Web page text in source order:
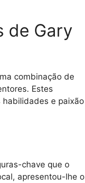
de Gary
combinação de
Estes
habilidades e paixão
chave que o
apresentou-lhe o